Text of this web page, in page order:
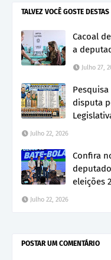
TALVEZ VOCÊ GOSTE
Cacoal
a
Julho 27,
disputa
Julho 22, 2026
Confira
eleições
Julho 22, 2026
POSTAR UM COMENTÁRIO